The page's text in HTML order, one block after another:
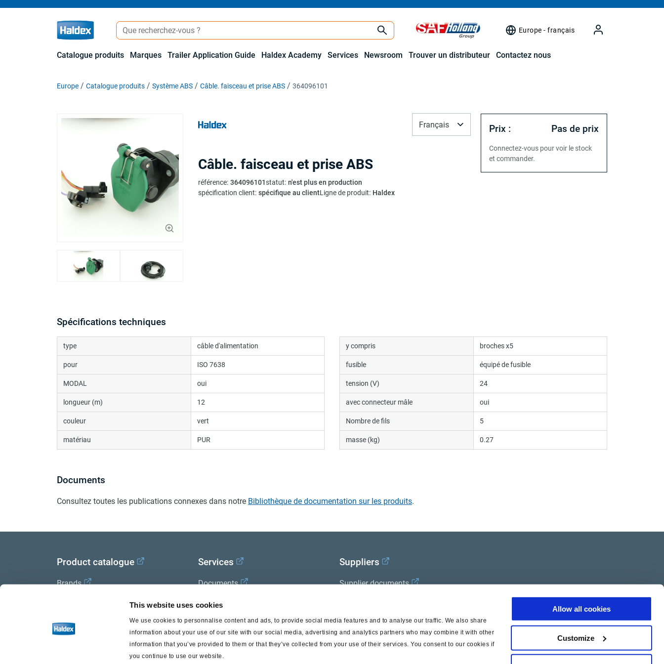
This website uses cookies
We use cookies to personnalise content and ads, to provide social media features and to analyse our traffic. We also share
information about your use of our site with our social media, advertising and analytics partners who may combine it with other
information that you’ve provided to them or that they’ve collected from your use of their services. You consent to our cookies if
you continue to use our website.
Allow all cookies
Customize
Europe - français
Catalogue produits Marques Trailer Application Guide Haldex Academy Services Newsroom Trouver un distributeur Contactez nous
Europe Catalogue produits Système ABS Câble. faisceau et prise ABS 364096101
Câble. faisceau et prise ABS
référence: 364096101statut: n'est plus en production
spécification client: spécifique au clientLigne de produit: Haldex
Français Prix : Pas de prix
Connectez-vous pour voir le stock
et commander.
Spécifications techniques
type câble d'alimentation
pour ISO 7638
MODAL oui
longueur (m) 12
couleur vert
matériau PUR
y compris broches x5
fusible équipé de fusible
tension (V) 24
avec connecteur mâle oui
Nombre de fils 5
masse (kg) 0.27
Documents
Consultez toutes les publications connexes dans notre Bibliothèque de documentation sur les produits.
Product catalogue
Brands
Trailer Application Guide
General terms and conditions of
sale
Services
Documents
Haldex Academy
Suppliers
Supplier documents